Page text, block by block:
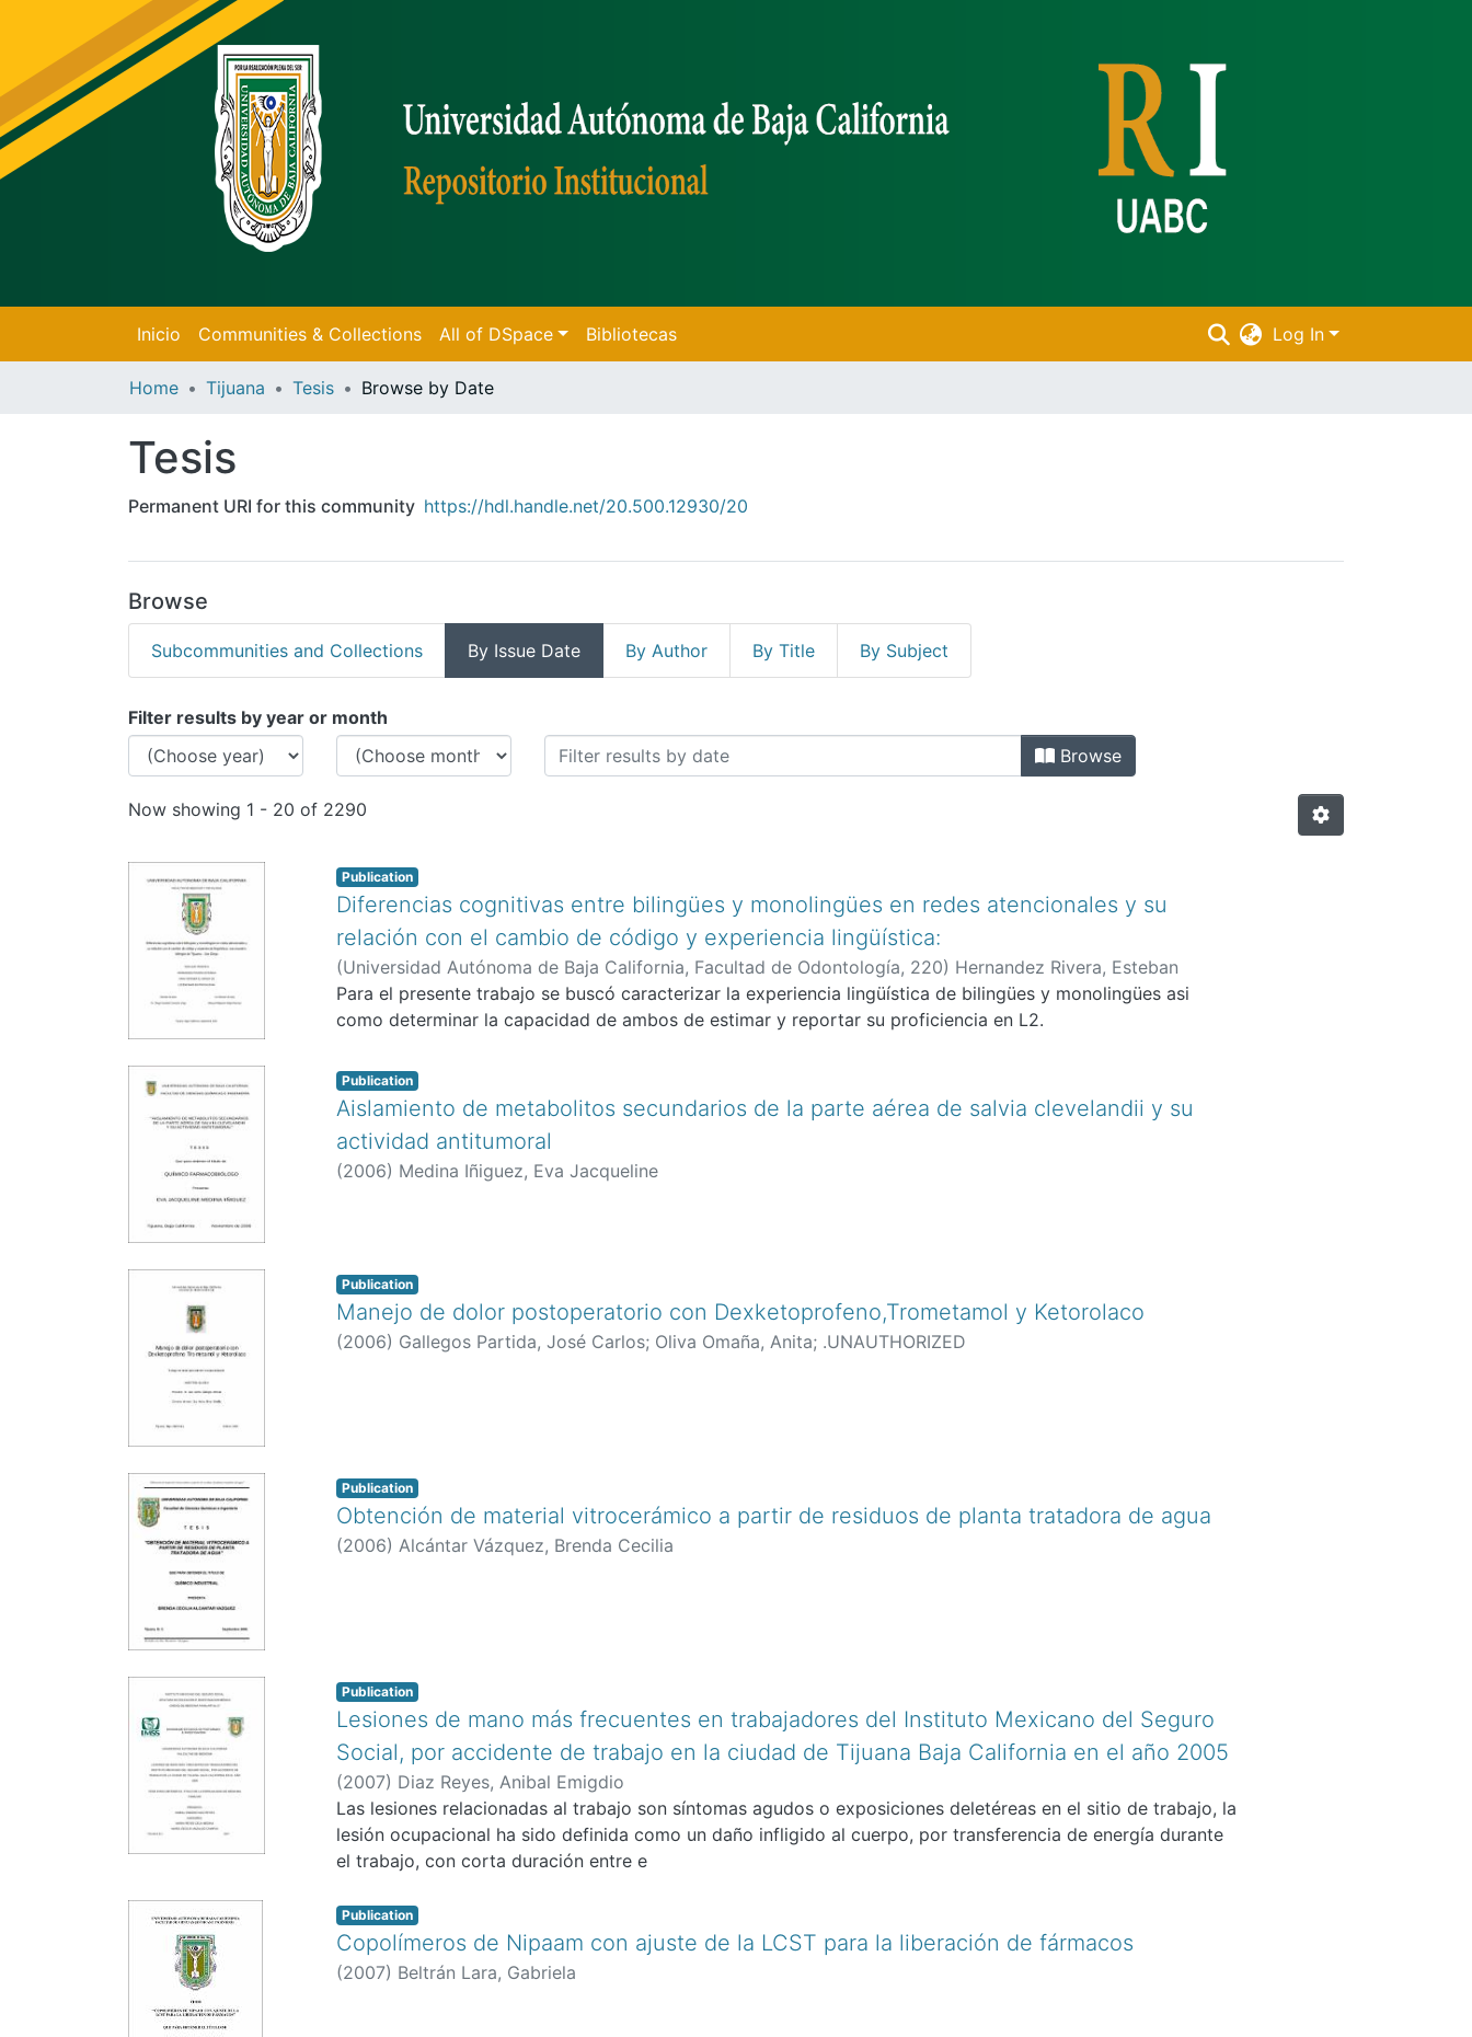
Inicio Communities & Collections All of DSpace Bibliotecas Log In
Home Tijuana Tesis Browse by Date
Tesis
Permanent URI for this community https://hdl.handle.net/20.500.12930/20
Browse
Subcommunities and Collections By Issue Date By Author By Title By Subject
Browsing Tesis by Issue Date
Filter results by year or month
Browse
Now showing 1 - 20 of 2290
Publication
Diferencias cognitivas entre bilingües y monolingües en redes atencionales y su
relación con el cambio de código y experiencia lingüística:
(Universidad Autónoma de Baja California, Facultad de Odontología, 220) Hernandez Rivera, Esteban
Para el presente trabajo se buscó caracterizar la experiencia lingüística de bilingües y monolingües asi
como determinar la capacidad de ambos de estimar y reportar su proficiencia en L2.
Publication
Aislamiento de metabolitos secundarios de la parte aérea de salvia clevelandii y su
actividad antitumoral
(2006) Medina Iñiguez, Eva Jacqueline
Publication
Manejo de dolor postoperatorio con Dexketoprofeno,Trometamol y Ketorolaco
(2006) Gallegos Partida, José Carlos; Oliva Omaña, Anita; .UNAUTHORIZED
Publication
Obtención de material vitrocerámico a partir de residuos de planta tratadora de agua
(2006) Alcántar Vázquez, Brenda Cecilia
Publication
Lesiones de mano más frecuentes en trabajadores del Instituto Mexicano del Seguro
Social, por accidente de trabajo en la ciudad de Tijuana Baja California en el año 2005
(2007) Diaz Reyes, Anibal Emigdio
Las lesiones relacionadas al trabajo son síntomas agudos o exposiciones deletéreas en el sitio de trabajo, la
lesión ocupacional ha sido definida como un daño infligido al cuerpo, por transferencia de energía durante
el trabajo, con corta duración entre e
Publication
Copolímeros de Nipaam con ajuste de la LCST para la liberación de fármacos
(2007) Beltrán Lara, Gabriela